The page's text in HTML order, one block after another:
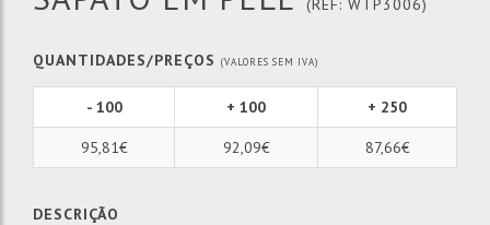
(REF: WTP3006)
QUANTIDADES/PREÇOS (VALORES SEM IVA)
- 100 + 100 + 250
95,81€ 92,09€ 87,66€
DESCRIÇÃO